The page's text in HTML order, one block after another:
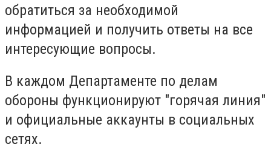
обратиться за необходимой
информацией и получить ответы на все
интересующие вопросы.
В каждом Департаменте по делам
обороны функционируют "горячая линия"
и официальные аккаунты в социальных
сетях.